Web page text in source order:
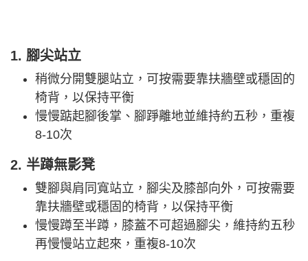
1. 腳尖站立
稍微分開雙腿站立，可按需要靠扶牆壁或穩固的
椅背，以保持平衡
慢慢踮起腳後掌、腳踭離地並維持約五秒，重複
8-10次
2. 半蹲無影凳
雙腳與肩同寬站立，腳尖及膝部向外，可按需要
靠扶牆壁或穩固的椅背，以保持平衡
慢慢蹲至半蹲，膝蓋不可超過腳尖，維持約五秒
再慢慢站立起來，重複8-10次